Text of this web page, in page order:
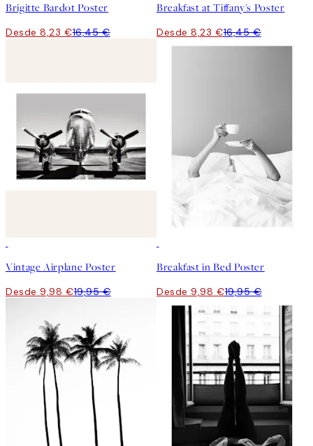
Brigitte Bardot Poster
Desde 8,23 €16,45 €
Breakfast at Tiffany's Poster
Desde 8,23 €16,45 €
Vintage Airplane Poster
Desde 9,98 €19,95 €
Breakfast in Bed Poster
Desde 9,98 €19,95 €